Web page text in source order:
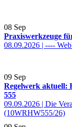
08 Sep
Praxiswerkzeuge
08.09.2026 | ----
09 Sep
Regelwerk aktuell:
555
09.09.2026 | Die
(10WRHW555/26)